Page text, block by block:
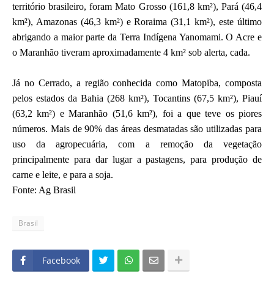
território brasileiro, foram Mato Grosso (161,8 km²), Pará (46,4
km²), Amazonas (46,3 km²) e Roraima (31,1 km²), este último
abrigando a maior parte da Terra Indígena Yanomami. O Acre e
o Maranhão tiveram aproximadamente 4 km² sob alerta, cada.
Já no Cerrado, a região conhecida como Matopiba, composta
pelos estados da Bahia (268 km²), Tocantins (67,5 km²), Piauí
(63,2 km²) e Maranhão (51,6 km²), foi a que teve os piores
números. Mais de 90% das áreas desmatadas são utilizadas para
uso da agropecuária, com a remoção da vegetação
principalmente para dar lugar a pastagens, para produção de
carne e leite, e para a soja.
Fonte: Ag Brasil
Brasil
Facebook